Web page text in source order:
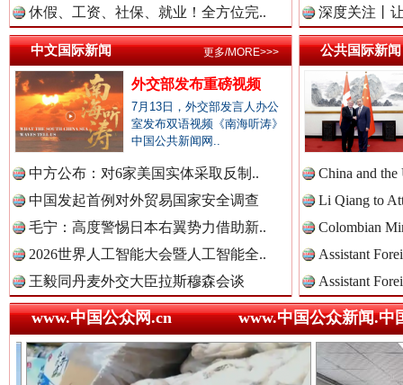
中国医药新闻网.
中国企业新闻网.
中国农业新闻网.
中国视频新闻网.
红船起航处 潮起向未来 广州首
休假、工资、社保、就业！全方位完..
深度关注丨
中文国际新闻
外交部发布重磅视频
7月13日，外交部发言人办公
室发布双语视频《南海听涛》
中国公共新闻网..
中方公布：对6家美国实体采取反制..
中国发起首例对外贸易国家安全调查
毛宁：高度警惕日本右翼势力借助新..
2026世界人工智能大会暨人工智能全..
王毅同丹麦外交大臣拉斯穆森会谈
更多/MORE>>> 公共国际新闻
China and
Li Qiang to
Colombian
Assistant
Assistant
www.中国公众网.cn www.中国公众新闻.中